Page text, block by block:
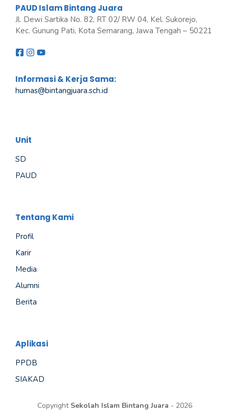
PAUD Islam Bintang Juara
Jl. Dewi Sartika No. 82, RT 02/ RW 04, Kel. Sukorejo,
Kec. Gunung Pati, Kota Semarang, Jawa Tengah – 50221
Informasi & Kerja Sama:
humas@bintangjuara.sch.id
Unit
SD
PAUD
Tentang Kami
Profil
Karir
Media
Alumni
Berita
Aplikasi
PPDB
SIAKAD
Copyright Sekolah Islam Bintang Juara - 2026